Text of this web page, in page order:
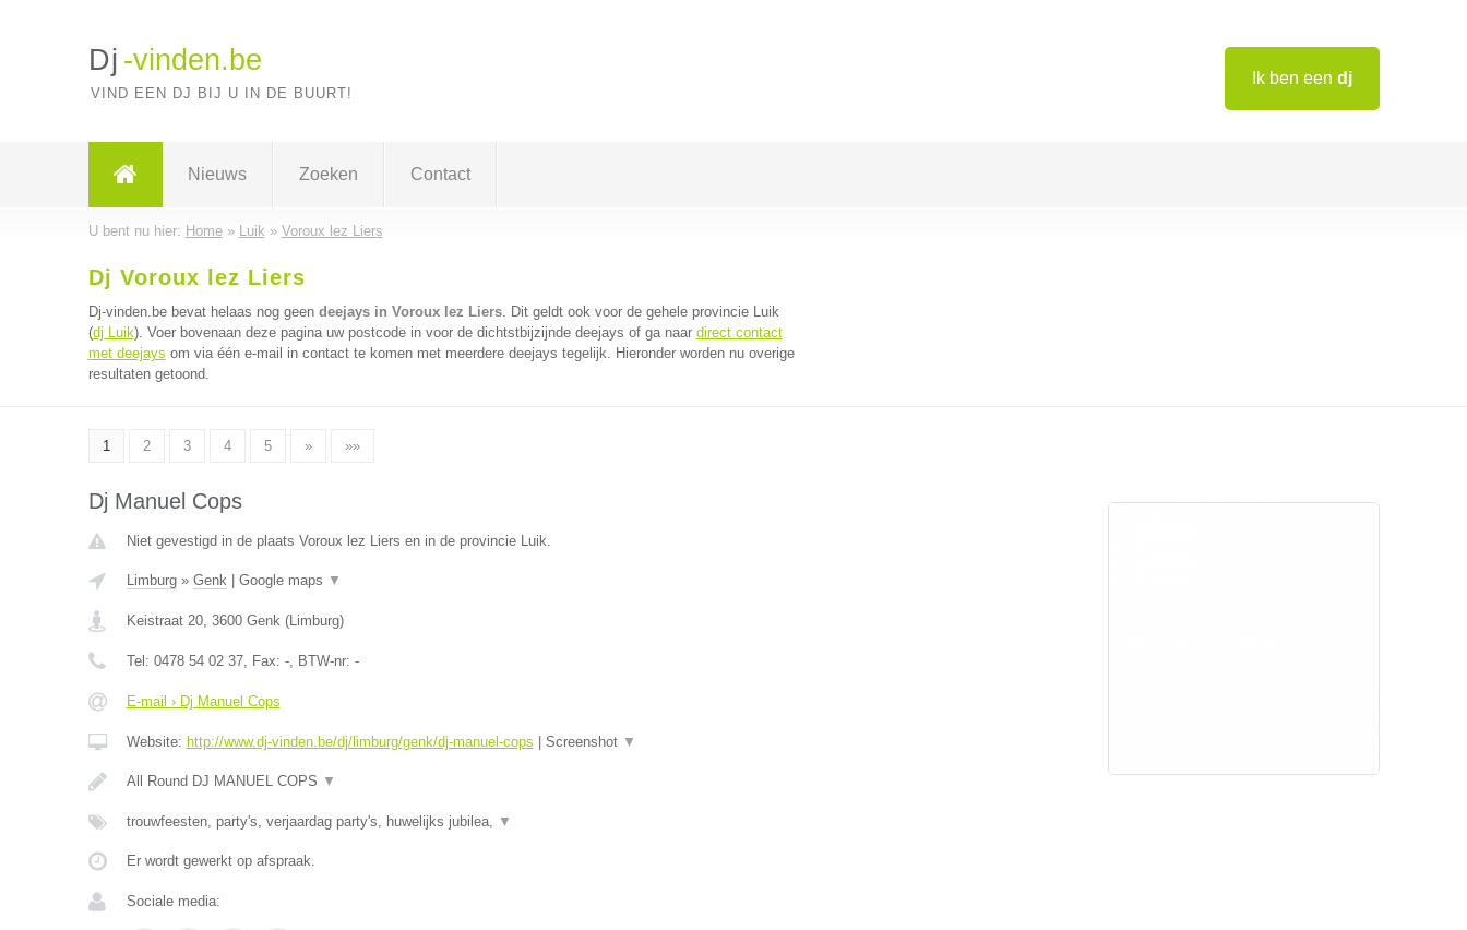
Ik ben een dj
Dj -vinden.be
VIND EEN DJ BIJ U IN DE BUURT!
Nieuws Zoeken Contact
U bent nu hier: Home» Luik » Voroux lez Liers
Dj Voroux lez Liers
Dj-vinden.be bevat helaas nog geen deejays in Voroux lez Liers. Dit geldt ook voor de gehele provincie Luik
(dj Luik). Voer bovenaan deze pagina uw postcode in voor de dichtstbijzijnde deejays of ga naar direct contact
met deejays om via één e-mail in contact te komen met meerdere deejays tegelijk. Hieronder worden nu overige
resultaten getoond.
1 2 3 4 5 » »»
Dj Manuel Cops
Niet gevestigd in de plaats Voroux lez Liers en in de provincie Luik.
Limburg» Genk| Google maps ▼
Keistraat 20, 3600 Genk(Limburg)
Tel: 0478 54 02 37, Fax: -, BTW-nr: -
E-mail › Dj Manuel Cops
Website: http://www.dj-vinden.be/dj/limburg/genk/dj-manuel-cops Screenshot ▼
All Round DJ MANUEL COPS ▼
trouwfeesten, party's, verjaardag party's, huwelijks jubilea, ▼
Er wordt gewerkt op afspraak.
Sociale media: